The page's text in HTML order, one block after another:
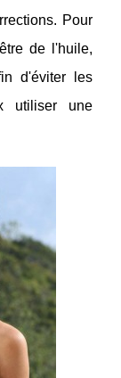
Pour
de l'huile,
d'éviter les
utiliser une